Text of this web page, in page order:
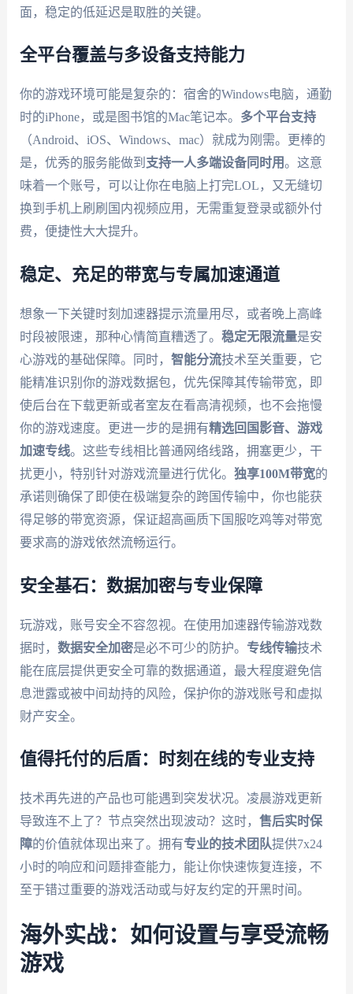
面，稳定的低延迟是取胜的关键。
全平台覆盖与多设备支持能力
你的游戏环境可能是复杂的：宿舍的Windows电脑，通勤
时的iPhone，或是图书馆的Mac笔记本。 多个平台支持
（Android、iOS、Windows、mac）就成为刚需。更棒的
是，优秀的服务能做到 支持一人多端设备同时用。这意
味着一个账号，可以让你在电脑上打完LOL，又无缝切
换到手机上刷刷国内视频应用，无需重复登录或额外付
费，便捷性大大提升。
稳定、充足的带宽与专属加速通道
想象一下关键时刻加速器提示流量用尽，或者晚上高峰
时段被限速，那种心情简直糟透了。 稳定无限流量是安
心游戏的基础保障。同时， 智能分流技术至关重要，它
能精准识别你的游戏数据包，优先保障其传输带宽，即
使后台在下载更新或者室友在看高清视频，也不会拖慢
你的游戏速度。更进一步的是拥有精选回国影音、游戏
加速专线。这些专线相比普通网络线路，拥塞更少，干
扰更小，特别针对游戏流量进行优化。 独享100M带宽的
承诺则确保了即使在极端复杂的跨国传输中，你也能获
得足够的带宽资源，保证超高画质下国服吃鸡等对带宽
要求高的游戏依然流畅运行。
安全基石：数据加密与专业保障
玩游戏，账号安全不容忽视。在使用加速器传输游戏数
据时， 数据安全加密是必不可少的防护。 专线传输技术
能在底层提供更安全可靠的数据通道，最大程度避免信
息泄露或被中间劫持的风险，保护你的游戏账号和虚拟
财产安全。
值得托付的后盾：时刻在线的专业支持
技术再先进的产品也可能遇到突发状况。凌晨游戏更新
导致连不上了？节点突然出现波动？这时， 售后实时保
障的价值就体现出来了。拥有专业的技术团队提供7x24
小时的响应和问题排查能力，能让你快速恢复连接，不
至于错过重要的游戏活动或与好友约定的开黑时间。
海外实战：如何设置与享受流畅
游戏